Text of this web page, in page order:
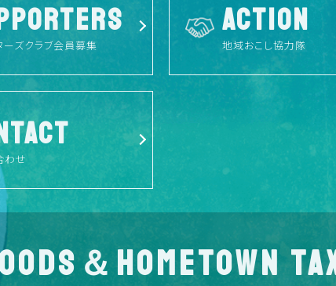
ーズクラブ会員募集
ACTION
地域おこし協力隊
わせ
＆HOMETOWN